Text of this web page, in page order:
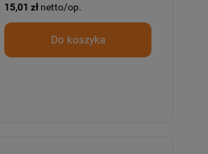
15,01 zł netto/op.
Do koszyka